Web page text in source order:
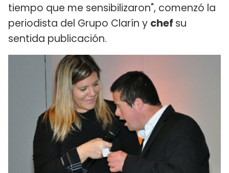
tiempo que me sensibilizaron", comenzó la
periodista del Grupo Clarín y chef su
sentida publicación.